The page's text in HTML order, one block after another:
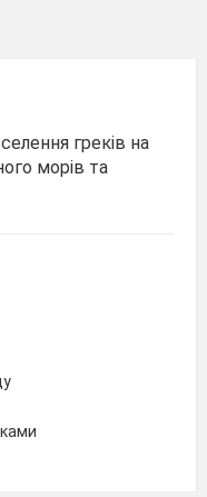
греків на
морів та